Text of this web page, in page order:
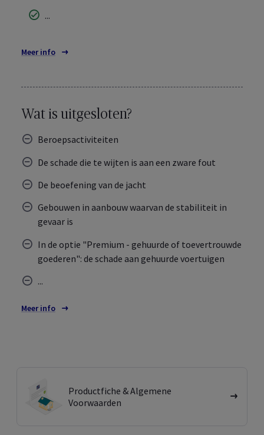
...
Meer info over de dekkingen
Wat is uitgesloten?
Beroepsactiviteiten
De schade die te wijten is aan een zware fout
De beoefening van de jacht
Gebouwen in aanbouw waarvan de stabiliteit in
gevaar is
In de optie "Premium - gehuurde of toevertrouwde
goederen": de schade aan gehuurde voertuigen
...
Meer info over de uitsluitingen
Productfiche & Algemene
Voorwaarden